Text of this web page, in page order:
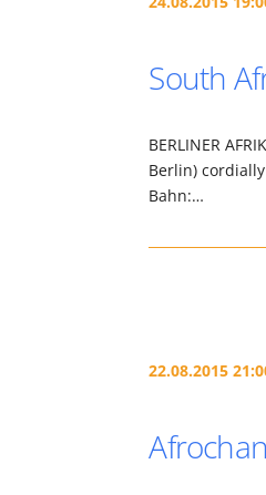
South
BERLINER
Berlin)
Bahn:…
22.08.2015